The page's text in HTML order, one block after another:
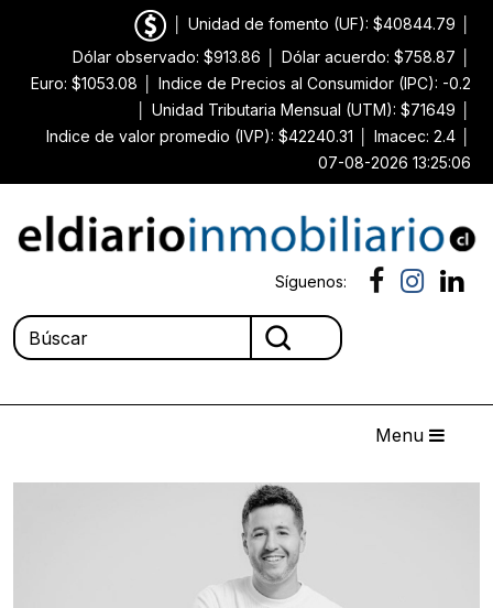
Unidad de fomento (UF): $40844.79
Dólar observado: $913.86
Dólar acuerdo: $758.87
Euro: $1053.08
Indice de Precios al Consumidor (IPC): -0.2
Unidad Tributaria Mensual (UTM): $71649
Indice de valor promedio (IVP): $42240.31
Imacec: 2.4
07-08-2026 13:25:06
Síguenos:
Menu